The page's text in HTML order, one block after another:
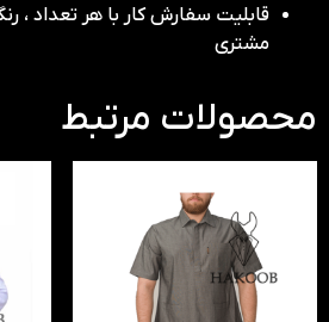
قابلیت سفارش کار با هر تعداد ،
مشتری
محصولات مرتبط